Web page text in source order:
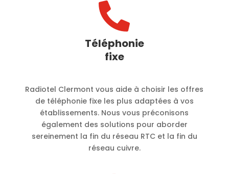

Téléphonie
fixe
Radiotel Clermont vous aide à choisir les offres
de téléphonie fixe les plus adaptées à vos
établissements. Nous vous préconisons
également des solutions pour aborder
sereinement la fin du réseau RTC et la fin du
réseau cuivre.